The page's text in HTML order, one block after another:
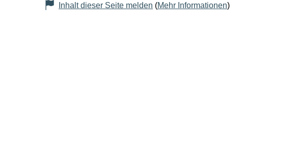
Inhalt dieser Seite melden (Mehr Informationen)